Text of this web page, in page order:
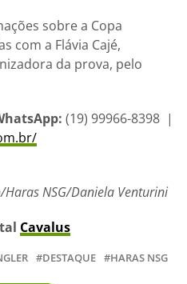
sobre a Copa
com a Flávia Cajé,
da prova, pelo
(19) 99966-8398 |
NSG/Daniela Venturini
Cavalus
DESTAQUE HARAS NSG